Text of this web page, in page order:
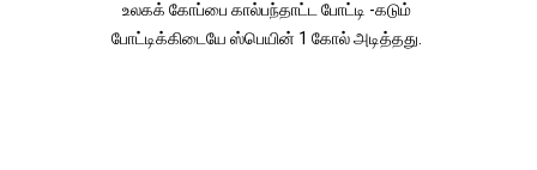
உலகக் கோப்பை கால்பந்தாட்ட போட்டி -கடும்
போட்டிக்கிடையே ஸ்பெயின் 1 கோல் அடித்தது.